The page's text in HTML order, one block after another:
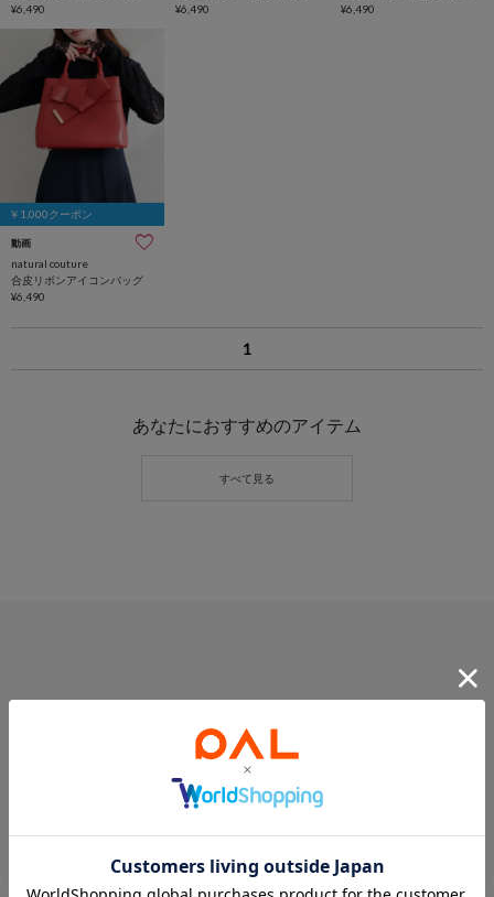
¥6,490
¥6,490
¥6,490
￥1,000クーポン
動画
natural couture
合皮リボンアイコンバッグ
¥6,490
1
あなたにおすすめのアイテム
PICK UP